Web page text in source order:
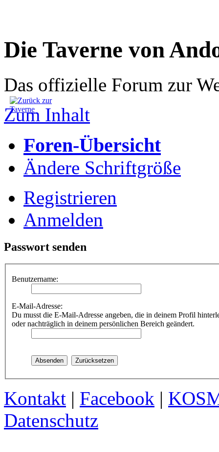
Die Taverne von
Das offizielle Forum zur
Zum Inhalt
Foren-Übersicht
Ändere Schriftgröße
Registrieren
Anmelden
Passwort senden
Benutzername:
E-Mail-Adresse:
Du musst die E-Mail-Adresse angeben, die in deinem Profil
oder nachträglich in deinem persönlichen Bereich geändert.
Kontakt | Facebook |
Datenschutz